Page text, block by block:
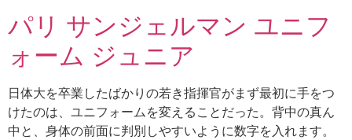
パリ サンジェルマン ユニフ
ォーム ジュニア
日体大を卒業したばかりの若き指揮官がまず最初に手をつ
けたのは、ユニフォームを変えることだった。背中の真ん
中と、身体の前面に判別しやすいように数字を入れます。